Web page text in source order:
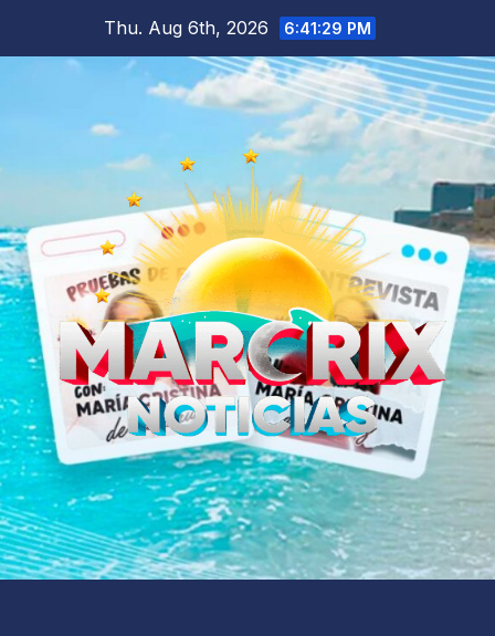
Thu. Aug 6th, 2026 6:41:30 PM